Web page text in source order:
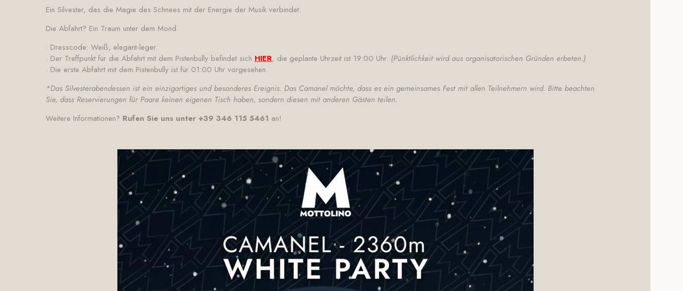
Ein Silvester, das die Magie des Schnees mit der Energie der Musik verbindet.
Die Abfahrt? Ein Traum unter dem Mond.
· Dresscode: Weiß, elegant-leger.
· Der Treffpunkt für die Abfahrt mit dem Pistenbully befindet sich HIER, die geplante Uhrzeit ist 19:00 Uhr. (Pünktlichkeit wird aus organisatorischen Gründen erbeten.)
· Die erste Abfahrt mit dem Pistenbully ist für 01:00 Uhr vorgesehen.
*Das Silvesterabendessen ist ein einzigartiges und besonderes Ereignis. Das Camanel möchte, dass es ein gemeinsames Fest mit allen Teilnehmern wird. Bitte beachten
Sie, dass Reservierungen für Paare keinen eigenen Tisch haben, sondern diesen mit anderen Gästen teilen.
Weitere Informationen? Rufen Sie uns unter +39 346 115 5461 an!